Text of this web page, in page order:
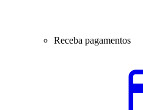
Receba pagamentos